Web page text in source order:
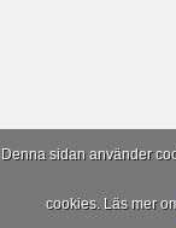
Denna sidan använder
cookies. Läs mer